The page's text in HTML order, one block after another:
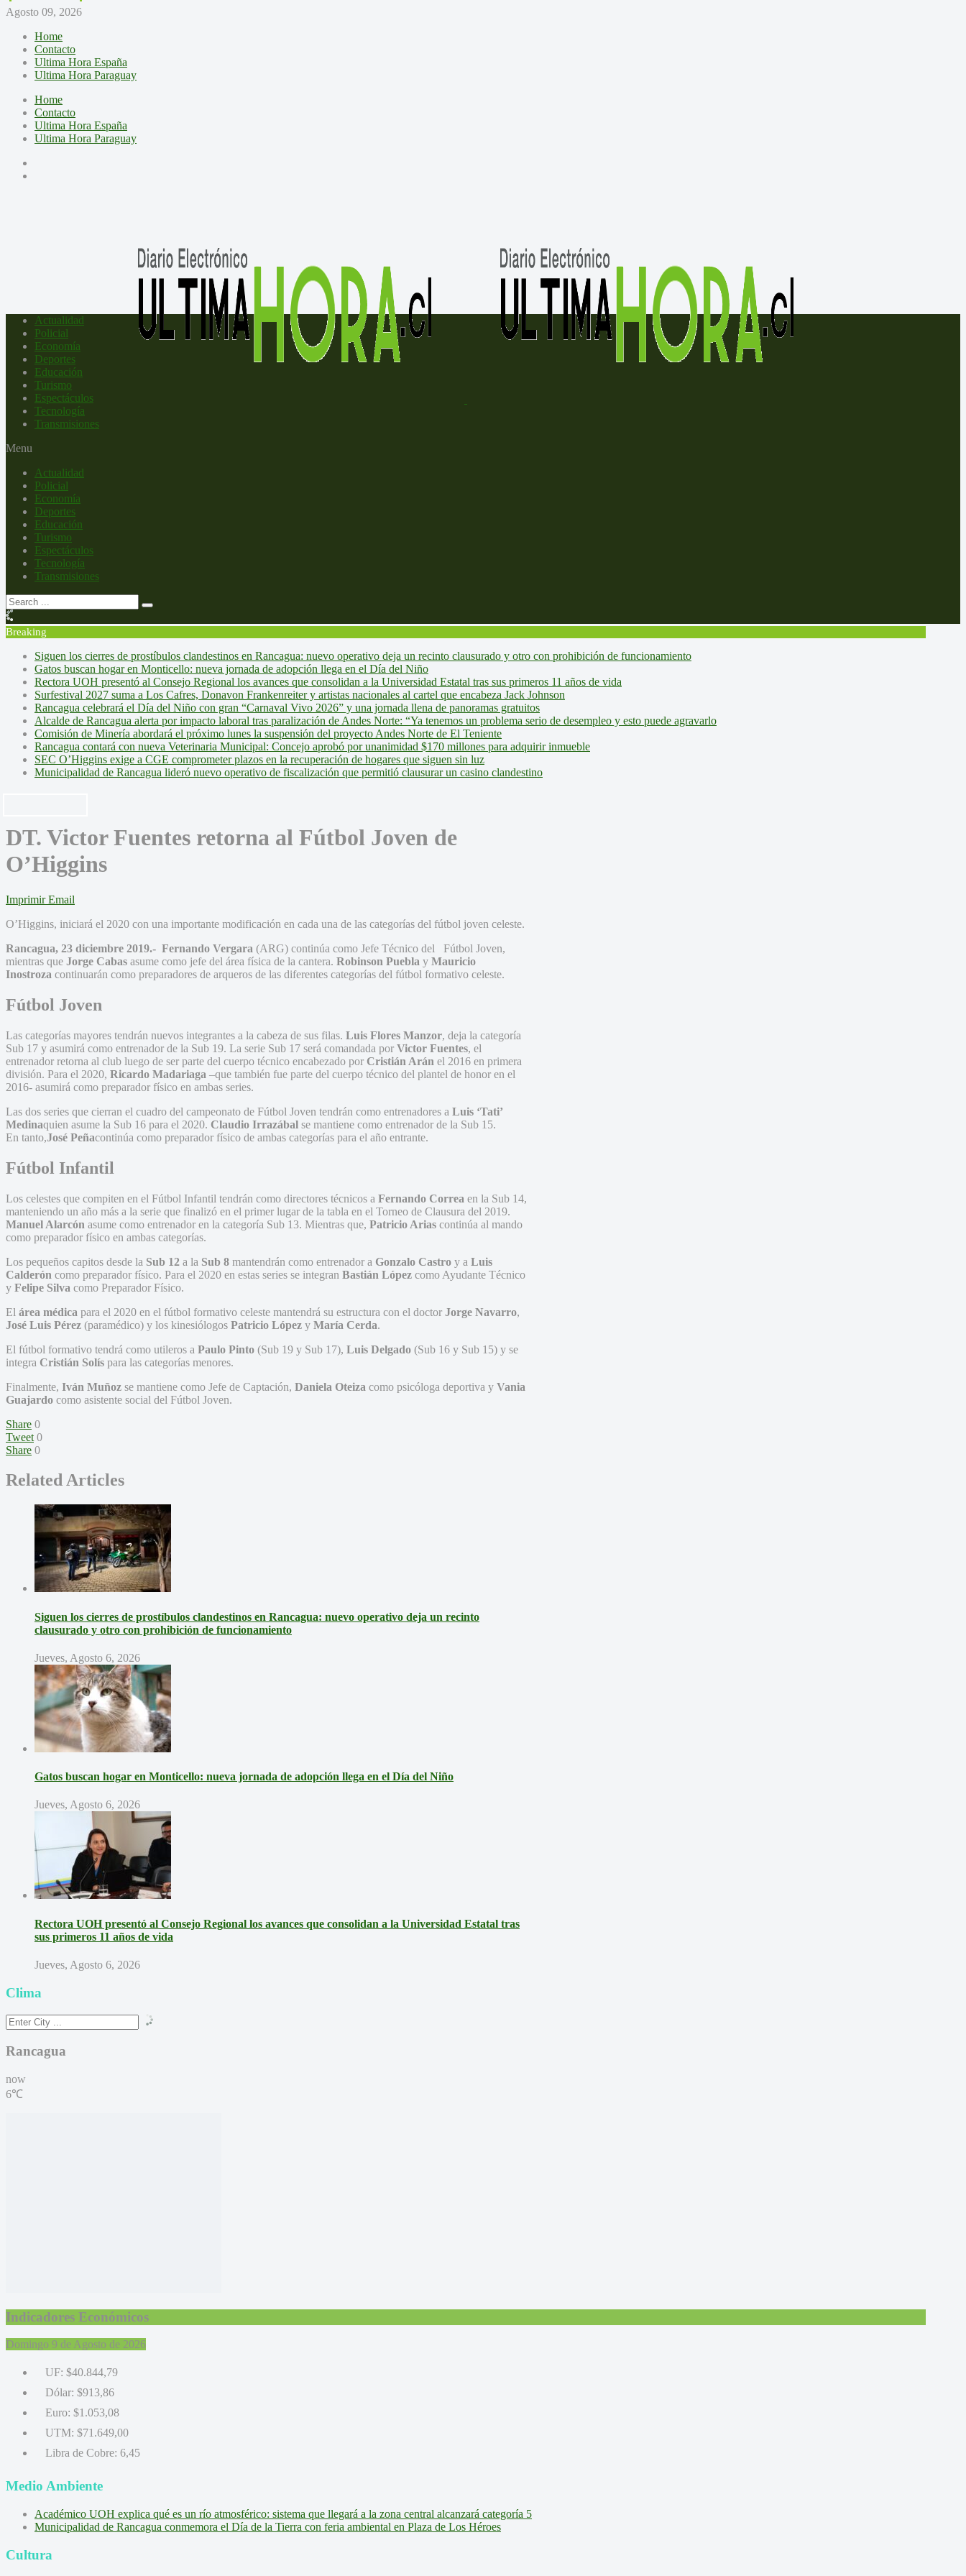
Agosto 09, 2026
Home
Contacto
Ultima Hora España
Ultima Hora Paraguay
Home
Contacto
Ultima Hora España
Ultima Hora Paraguay
Actualidad
Policial
Economía
Deportes
Educación
Turismo
Espectáculos
Tecnología
Transmisiones
Menu
Actualidad
Policial
Economía
Deportes
Educación
Turismo
Espectáculos
Tecnología
Transmisiones
Breaking
Siguen los cierres de prostíbulos clandestinos en Rancagua: nuevo operativo deja un recinto clausurado y otro con prohibición de funcionamiento
Gatos buscan hogar en Monticello: nueva jornada de adopción llega en el Día del Niño
Rectora UOH presentó al Consejo Regional los avances que consolidan a la Universidad Estatal tras sus primeros 11 años de vida
Surfestival 2027 suma a Los Cafres, Donavon Frankenreiter y artistas nacionales al cartel que encabeza Jack Johnson
Rancagua celebrará el Día del Niño con gran “Carnaval Vivo 2026” y una jornada llena de panoramas gratuitos
Alcalde de Rancagua alerta por impacto laboral tras paralización de Andes Norte: “Ya tenemos un problema serio de desempleo y esto puede agravarlo
Comisión de Minería abordará el próximo lunes la suspensión del proyecto Andes Norte de El Teniente
Rancagua contará con nueva Veterinaria Municipal: Concejo aprobó por unanimidad $170 millones para adquirir inmueble
SEC O’Higgins exige a CGE comprometer plazos en la recuperación de hogares que siguen sin luz
Municipalidad de Rancagua lideró nuevo operativo de fiscalización que permitió clausurar un casino clandestino
DT. Victor Fuentes retorna al Fútbol Joven de
O’Higgins
Imprimir Email
O’Higgins, iniciará el 2020 con una importante modificación en cada una de las categorías del fútbol joven celeste.
Rancagua, 23 diciembre 2019.- Fernando Vergara (ARG) continúa como Jefe Técnico del Fútbol Joven,
mientras que Jorge Cabas asume como jefe del área física de la cantera. Robinson Puebla y Mauricio
Inostroza continuarán como preparadores de arqueros de las diferentes categorías del fútbol formativo celeste.
Fútbol Joven
Las categorías mayores tendrán nuevos integrantes a la cabeza de sus filas. Luis Flores Manzor, deja la categoría
Sub 17 y asumirá como entrenador de la Sub 19. La serie Sub 17 será comandada por Victor Fuentes, el
entrenador retorna al club luego de ser parte del cuerpo técnico encabezado por Cristián Arán el 2016 en primera
división. Para el 2020, Ricardo Madariaga –que también fue parte del cuerpo técnico del plantel de honor en el
2016- asumirá como preparador físico en ambas series.
Las dos series que cierran el cuadro del campeonato de Fútbol Joven tendrán como entrenadores a Luis ‘Tati’
Medinaquien asume la Sub 16 para el 2020. Claudio Irrazábal se mantiene como entrenador de la Sub 15.
En tanto,José Peñacontinúa como preparador físico de ambas categorías para el año entrante.
Fútbol Infantil
Los celestes que compiten en el Fútbol Infantil tendrán como directores técnicos a Fernando Correa en la Sub 14,
manteniendo un año más a la serie que finalizó en el primer lugar de la tabla en el Torneo de Clausura del 2019.
Manuel Alarcón asume como entrenador en la categoría Sub 13. Mientras que, Patricio Arias continúa al mando
como preparador físico en ambas categorías.
Los pequeños capitos desde la Sub 12 a la Sub 8 mantendrán como entrenador a Gonzalo Castro y a Luis
Calderón como preparador físico. Para el 2020 en estas series se integran Bastián López como Ayudante Técnico
y Felipe Silva como Preparador Físico.
El área médica para el 2020 en el fútbol formativo celeste mantendrá su estructura con el doctor Jorge Navarro,
José Luis Pérez (paramédico) y los kinesiólogos Patricio López y María Cerda.
El fútbol formativo tendrá como utileros a Paulo Pinto (Sub 19 y Sub 17), Luis Delgado (Sub 16 y Sub 15) y se
integra Cristián Solís para las categorías menores.
Finalmente, Iván Muñoz se mantiene como Jefe de Captación, Daniela Oteiza como psicóloga deportiva y Vania
Guajardo como asistente social del Fútbol Joven.
Share 0
Tweet 0
Share 0
Related Articles
Siguen los cierres de prostíbulos clandestinos en Rancagua: nuevo operativo deja un recinto
clausurado y otro con prohibición de funcionamiento
Jueves, Agosto 6, 2026
Gatos buscan hogar en Monticello: nueva jornada de adopción llega en el Día del Niño
Jueves, Agosto 6, 2026
Rectora UOH presentó al Consejo Regional los avances que consolidan a la Universidad Estatal tras
sus primeros 11 años de vida
Jueves, Agosto 6, 2026
Clima
Rancagua
now
6℃
Indicadores Económicos
Domingo 9 de Agosto de 2026
UF: $40.844,79
Dólar: $913,86
Euro: $1.053,08
UTM: $71.649,00
Libra de Cobre: 6,45
Medio Ambiente
Académico UOH explica qué es un río atmosférico: sistema que llegará a la zona central alcanzará categoría 5
Municipalidad de Rancagua conmemora el Día de la Tierra con feria ambiental en Plaza de Los Héroes
Cultura